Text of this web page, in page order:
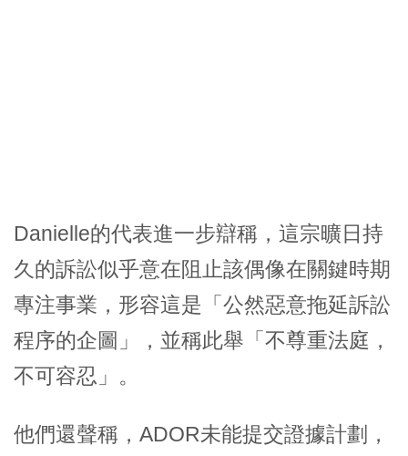
Danielle的代表進一步辯稱，這宗曠日持
久的訴訟似乎意在阻止該偶像在關鍵時期
專注事業，形容這是「公然惡意拖延訴訟
程序的企圖」，並稱此舉「不尊重法庭，
不可容忍」。
他們還聲稱，ADOR未能提交證據計劃，